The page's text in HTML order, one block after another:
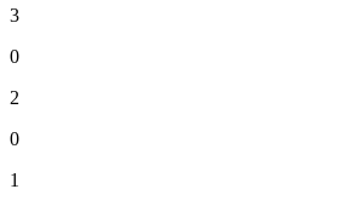
3
0
2
0
1